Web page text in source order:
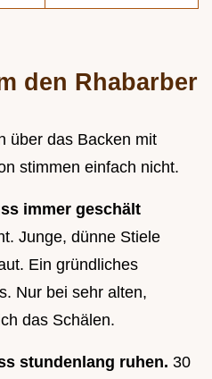
den Rhabarber
über das Backen mit
stimmen einfach nicht.
immer geschält
Junge, dünne Stiele
Ein gründliches
Nur bei sehr alten,
das Schälen.
stundenlang ruhen. 30